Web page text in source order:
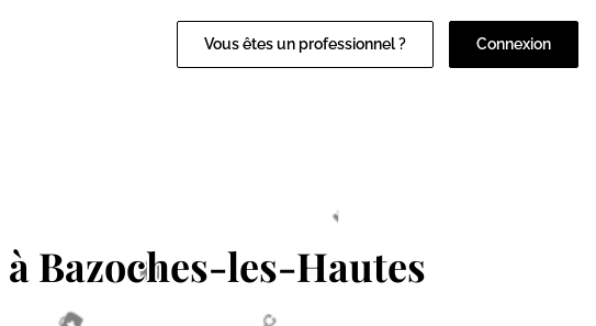
Vous êtes un professionnel ? Connexion
à Bazoches-les-Hautes